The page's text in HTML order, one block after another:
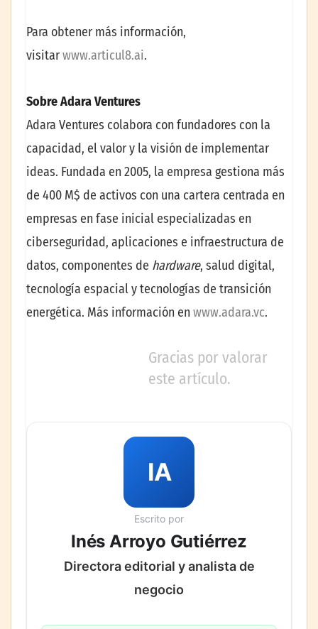
Para obtener más información,
visitarwww.articul8.ai.
Sobre Adara Ventures
Adara Ventures colabora con fundadores con la
capacidad, el valor y la visión de implementar
ideas. Fundada en 2005, la empresa gestiona más
de 400 M$ de activos con una cartera centrada en
empresas en fase inicial especializadas en
ciberseguridad, aplicaciones e infraestructura de
datos, componentes de hardware, salud digital,
tecnología espacial y tecnologías de transición
energética. Más información en www.adara.vc.
Gracias por valorar
este artículo.
IA
Escrito por
Inés Arroyo Gutiérrez
Directora editorial y analista de
negocio